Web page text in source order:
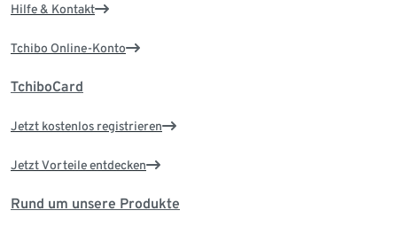
Hilfe & Kontakt
Tchibo Online-Konto
TchiboCard
Jetzt kostenlos registrieren
Jetzt Vorteile entdecken
Rund um unsere Produkte